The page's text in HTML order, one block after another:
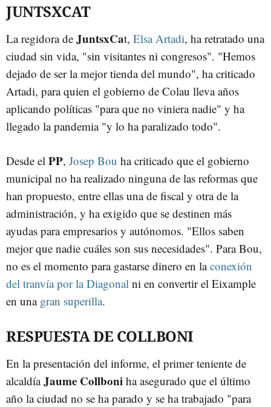
JUNTSXCAT
La regidora de JuntsxCat, Elsa Artadi, ha retratado una
ciudad sin vida, "sin visitantes ni congresos". "Hemos
dejado de ser la mejor tienda del mundo", ha criticado
Artadi, para quien el gobierno de Colau lleva años
aplicando políticas "para que no viniera nadie" y ha
llegado la pandemia "y lo ha paralizado todo".
Desde el PP, Josep Bou ha criticado que el gobierno
municipal no ha realizado ninguna de las reformas que
han propuesto, entre ellas una de fiscal y otra de la
administración, y ha exigido que se destinen más
ayudas para empresarios y autónomos. "Ellos saben
mejor que nadie cuáles son sus necesidades". Para Bou,
no es el momento para gastarse dinero en laconexión
del tranvía por la Diagonal ni en convertir el Eixample
en una gran superilla.
RESPUESTA DE COLLBONI
En la presentación del informe, el primer teniente de
alcaldíaJaume Collboni ha asegurado que el último
año la ciudad no se ha parado y se ha trabajado "para